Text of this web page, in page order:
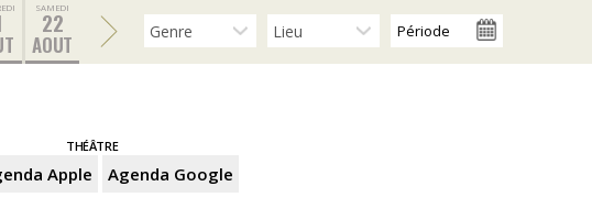
SAMEDI
22
AOUT
Apple Agenda Google
THÉÂTRE